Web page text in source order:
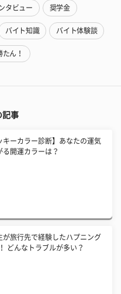
タビュー 奨学金
バイト知識 バイト体験談
ん！
記事
キーカラー診断】あなたの運気
る開運カラーは？
が旅行先で経験したハプニング
どんなトラブルが多い？